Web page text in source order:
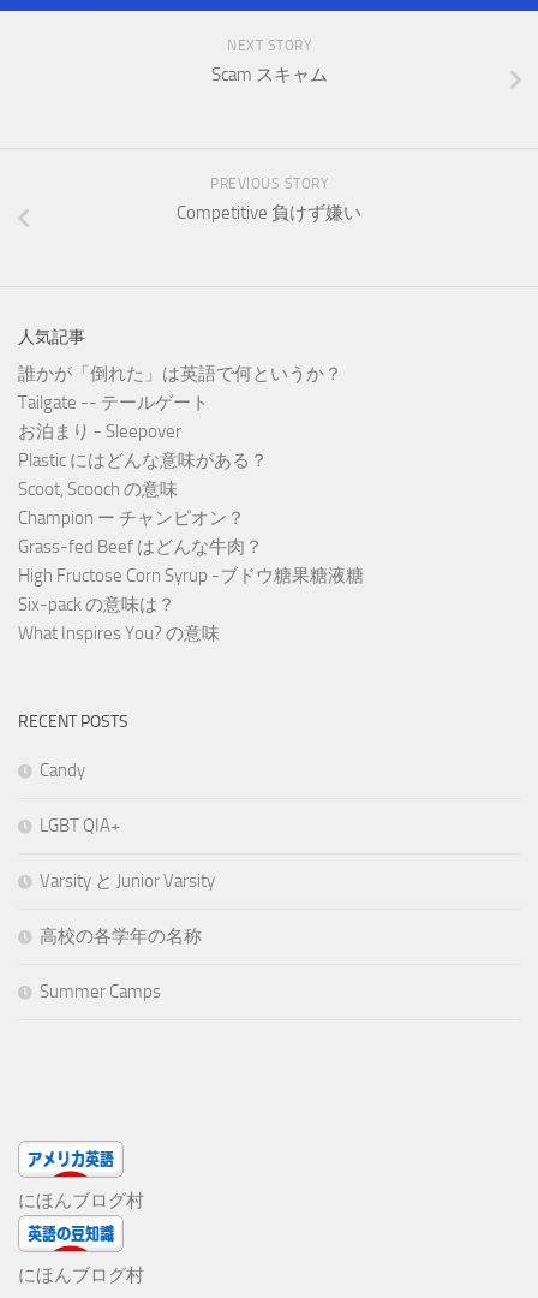
NEXT STORY
Scam スキャム
PREVIOUS STORY
Competitive 負けず嫌い
人気記事
誰かが「倒れた」は英語で何というか？
Tailgate -- テールゲート
お泊まり - Sleepover
Plastic にはどんな意味がある？
Scoot, Scooch の意味
Champion ー チャンピオン？
Grass-fed Beef はどんな牛肉？
High Fructose Corn Syrup -ブドウ糖果糖液糖
Six-pack の意味は？
What Inspires You? の意味
RECENT POSTS
Candy
LGBT QIA+
Varsity と Junior Varsity
高校の各学年の名称
Summer Camps
にほんブログ村
にほんブログ村